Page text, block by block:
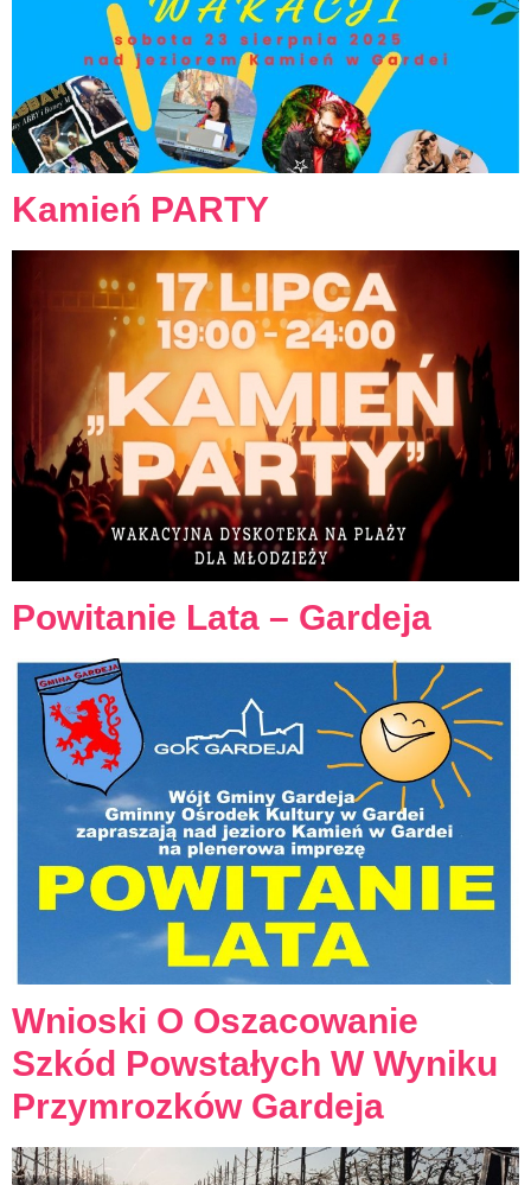
Kamień PARTY
Powitanie Lata – Gardeja
Wnioski O Oszacowanie
Szkód Powstałych W Wyniku
Przymrozków Gardeja